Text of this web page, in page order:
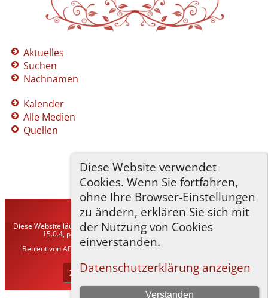
Diese Website verwendet
Cookies. Wenn Sie fortfahren,
ohne Ihre Browser-Einstellungen
zu ändern, erklären Sie sich mit
der Nutzung von Cookies
einverstanden.
Datenschutzerklärung anzeigen
Verstanden
Aktuelles
Suchen
Nachnamen
Kalender
Alle Medien
Quellen
TNG-ADLER©2026
Diese Website läuft mitThe Next Generation of Genealogy Sitebuilding
15.0.4, programmiert von Darrin Lythgoe © 2001-2026.
Betreut vonADLER Heraldisch-Genealogische Gesellschaft, Wien
Zur Desktop-Webseite wechseln